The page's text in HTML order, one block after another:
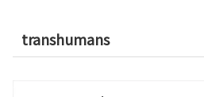
transhumans